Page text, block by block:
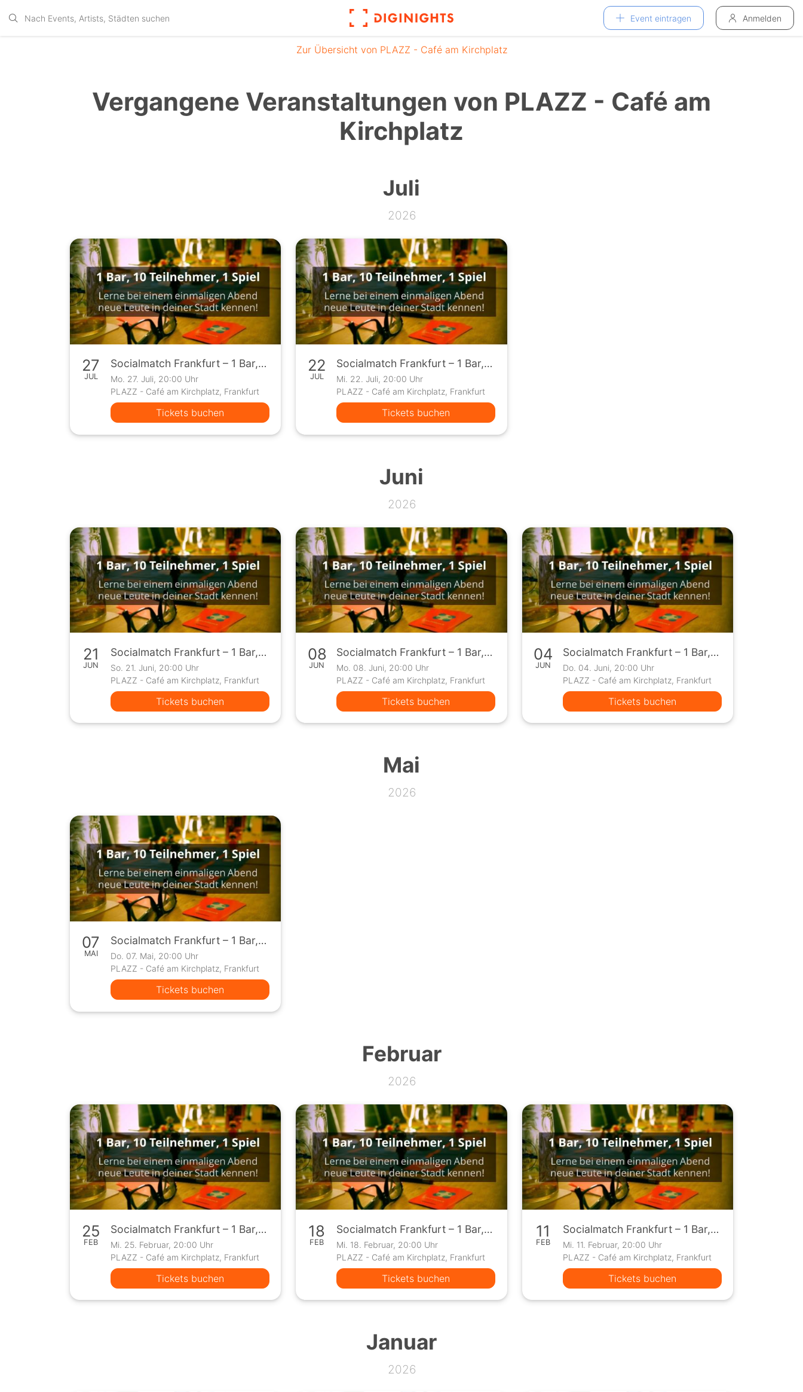
Event eintragen Anmelden
Zur Übersicht von PLAZZ - Café am Kirchplatz
Vergangene Veranstaltungen von PLAZZ - Café am
Kirchplatz
Juli
2026
27
JUL
Socialmatch Frankfurt – 1 Bar, 10 Teilnehmer, 1 Spiel
Mo. 27. Juli, 20:00 Uhr
PLAZZ - Café am Kirchplatz, Frankfurt
Tickets buchen
22
JUL
Socialmatch Frankfurt – 1 Bar, 10 Teilnehmer, 1 Spiel
Mi. 22. Juli, 20:00 Uhr
PLAZZ - Café am Kirchplatz, Frankfurt
Tickets buchen
Juni
2026
21
JUN
Socialmatch Frankfurt – 1 Bar, 10 Teilnehmer, 1 Spiel
So. 21. Juni, 20:00 Uhr
PLAZZ - Café am Kirchplatz, Frankfurt
Tickets buchen
08
JUN
Socialmatch Frankfurt – 1 Bar, 10 Teilnehmer, 1 Spiel
Mo. 08. Juni, 20:00 Uhr
PLAZZ - Café am Kirchplatz, Frankfurt
Tickets buchen
04
JUN
Socialmatch Frankfurt – 1 Bar, 10 Teilnehmer, 1 Spiel
Do. 04. Juni, 20:00 Uhr
PLAZZ - Café am Kirchplatz, Frankfurt
Tickets buchen
Mai
2026
07
MAI
Socialmatch Frankfurt – 1 Bar, 10 Teilnehmer, 1 Spiel
Do. 07. Mai, 20:00 Uhr
PLAZZ - Café am Kirchplatz, Frankfurt
Tickets buchen
Februar
2026
25
FEB
Socialmatch Frankfurt – 1 Bar, 10 Teilnehmer, 1 Spiel
Mi. 25. Februar, 20:00 Uhr
PLAZZ - Café am Kirchplatz, Frankfurt
Tickets buchen
18
FEB
Socialmatch Frankfurt – 1 Bar, 10 Teilnehmer, 1 Spiel
Mi. 18. Februar, 20:00 Uhr
PLAZZ - Café am Kirchplatz, Frankfurt
Tickets buchen
11
FEB
Socialmatch Frankfurt – 1 Bar, 10 Teilnehmer, 1 Spiel
Mi. 11. Februar, 20:00 Uhr
PLAZZ - Café am Kirchplatz, Frankfurt
Tickets buchen
Januar
2026